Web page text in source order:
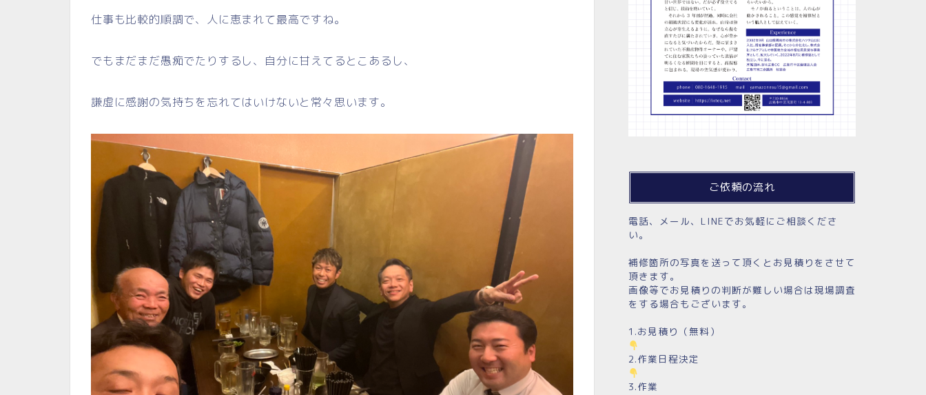
仕事も比較的順調で、人に恵まれて最高ですね。
でもまだまだ愚痴でたりするし、自分に甘えてるとこあるし、
謙虚に感謝の気持ちを忘れてはいけないと常々思います。
ご依頼の流れ
電話、メール、LINEでお気軽にご相談くださ
い。
補修箇所の写真を送って頂くとお見積りをさせて
頂きます。
画像等でお見積りの判断が難しい場合は現場調査
をする場合もございます。
1.お見積り（無料）
2.作業日程決定
3.作業